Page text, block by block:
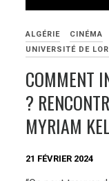
ALGÉRIE CINÉMA
UNIVERSITÉ DE
COMMENT
?
MYRIAM
21 FÉVRIER 2024